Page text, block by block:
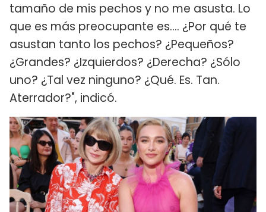
tamaño de mis pechos y no me asusta. Lo
que es más preocupante es.... ¿Por qué te
asustan tanto los pechos? ¿Pequeños?
¿Grandes? ¿Izquierdos? ¿Derecha? ¿Sólo
uno? ¿Tal vez ninguno? ¿Qué. Es. Tan.
Aterrador?", indicó.